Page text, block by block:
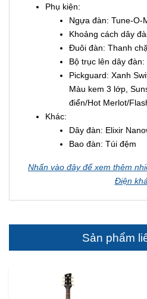
Phụ kiện:
Ngựa đàn: Tune-O-
Khoảng cách dây
Đuôi đàn: Thanh
Bộ trục lên dây
Pickguard: Xanh
Màu kem 3 lớp,
điển/Hot Merlot/
Khác:
Dây đàn: Elixir
Bao đàn: Túi đệm
Nhấn vào đây để xem thêm
Điện
Sản phẩm